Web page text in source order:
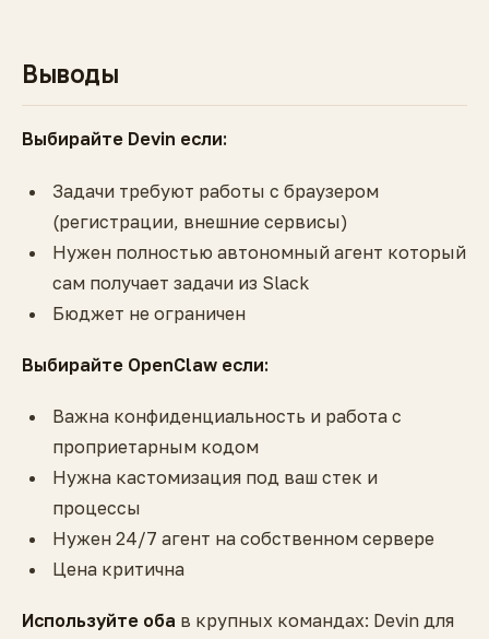
Выводы
Выбирайте Devin если:
Задачи требуют работы с браузером
(регистрации, внешние сервисы)
Нужен полностью автономный агент который
сам получает задачи из Slack
Бюджет не ограничен
Выбирайте OpenClaw если:
Важна конфиденциальность и работа с
проприетарным кодом
Нужна кастомизация под ваш стек и
процессы
Нужен 24/7 агент на собственном сервере
Цена критична
Используйте оба в крупных командах: Devin для